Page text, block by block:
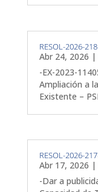
RESOL-2026-
Abr 24, 2026 |
-EX-2023-
Ampliación a
Existente –
RESOL-2026-
Abr 17, 2026 |
-Dar a